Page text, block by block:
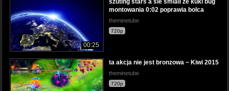
00:25
szuting stars a sie smiali ze kuki bug
montowania 0:02 poprawia bolca
theminetube
720p
ta akcja nie jest bronzowa ~ Kiwi 2015
theminetube
720p